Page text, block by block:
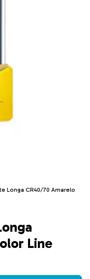
Longa CR40/70 Amarelo
Line